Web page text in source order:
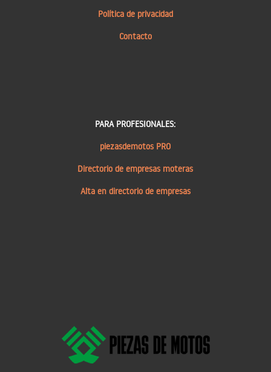
Política de privacidad
Contacto
PARA PROFESIONALES:
piezasdemotos PRO
Directorio de empresas moteras
Alta en directorio de empresas